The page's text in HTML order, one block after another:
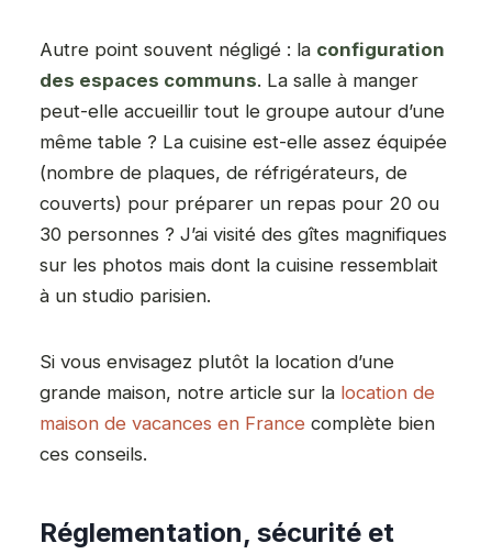
Autre point souvent négligé : la configuration
des espaces communs. La salle à manger
peut-elle accueillir tout le groupe autour d’une
même table ? La cuisine est-elle assez équipée
(nombre de plaques, de réfrigérateurs, de
couverts) pour préparer un repas pour 20 ou
30 personnes ? J’ai visité des gîtes magnifiques
sur les photos mais dont la cuisine ressemblait
à un studio parisien.
Si vous envisagez plutôt la location d’une
grande maison, notre article sur la location de
maison de vacances en France complète bien
ces conseils.
Réglementation, sécurité et